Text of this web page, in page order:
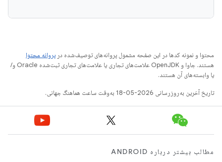
محتوا و نمونه کدها در این صفحه مشمول پروانه‌های توصیف‌شده در پروانه محتوا
هستند. جاوا و OpenJDK علامت‌های تجاری یا علامت‌های تجاری ثبت‌شده Oracle و/
یا وابسته‌های آن هستند.
تاریخ آخرین به‌روزرسانی 2026-05-18 به‌وقت ساعت هماهنگ جهانی.
مطالب بیشتر درباره ANDROID